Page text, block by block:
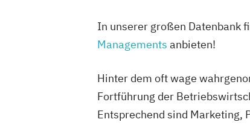
In unserer großen Datenbank
Managements anbieten!
Hinter dem oft wage
Fortführung der
Entsprechend sind Marketing,